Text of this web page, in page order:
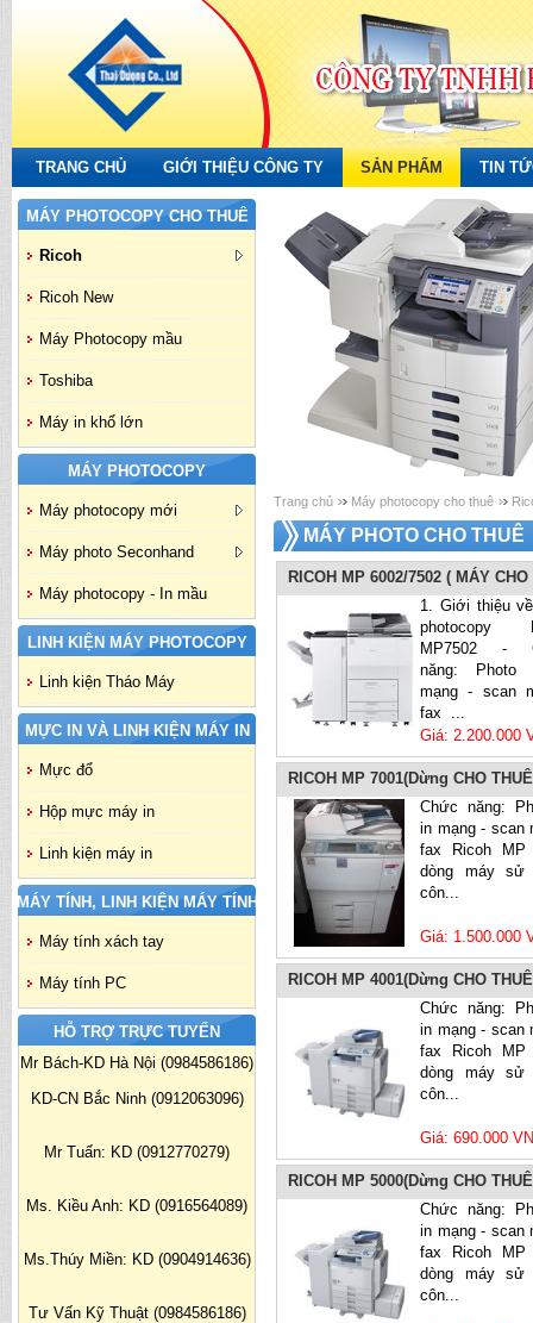
TRANG CHỦ GIỚI THIỆU CÔNG TY SẢN PHẨM TIN
MÁY PHOTOCOPY CHO THUÊ
Ricoh
Ricoh New
Máy Photocopy mầu
Toshiba
Máy in khổ lớn
MÁY PHOTOCOPY
Máy photocopy mới
Máy photo Seconhand
Máy photocopy - In mầu
LINH KIỆN MÁY PHOTOCOPY
Linh kiện Tháo Máy
MỰC IN VÀ LINH KIỆN MÁY IN
Mực đổ
Hộp mực máy in
Linh kiện máy in
MÁY TÍNH, LINH KIỆN MÁY TÍNH
Máy tính xách tay
Máy tính PC
HỖ TRỢ TRỰC TUYẾN
Mr Bách-KD Hà Nội (0984586186)
KD-CN Bắc Ninh (0912063096)
Mr Tuấn: KD (0912770279)
Ms. Kiều Anh: KD (0916564089)
Ms.Thúy Miền: KD (0904914636)
Tư Vấn Kỹ Thuật (0984586186)
Trang chủ Máy photocopy cho thuê
MÁY PHOTO CHO THUÊ
RICOH MP 6002/7502 ( MÁY CHO
1. Giới thiệu
photocopy
MP7502 -
năng:
mạng - scan
fax ...
Giá: 2.200.000
RICOH MP 7001(Dừng CHO
Chức năng:
in mạng - scan
fax Ricoh MP
dòng máy sử
côn...
Giá: 1.500.000
RICOH MP 4001(Dừng CHO
Chức năng:
in mạng - scan
fax Ricoh MP
dòng máy sử
côn...
Giá: 690.000
RICOH MP 5000(Dừng CHO
Chức năng:
in mạng - scan
fax Ricoh MP
dòng máy sử
côn...